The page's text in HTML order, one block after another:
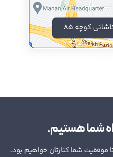
شما هستیم.
شما کنارتان خواهیم بود.